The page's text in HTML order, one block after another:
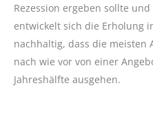
Rezession ergeben sollte
entwickelt sich die Erholung
nachhaltig, dass die meisten
nach wie vor von einer
Jahreshälfte ausgehen.